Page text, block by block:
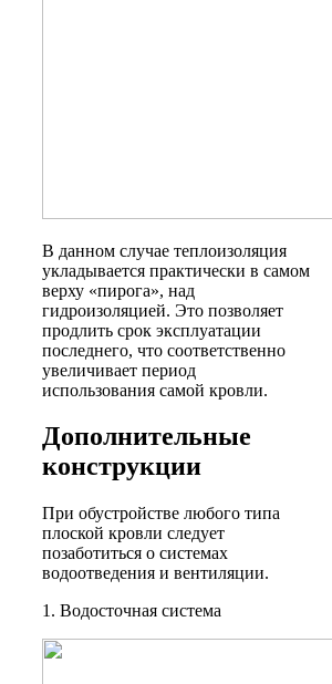
В данном случае теплоизоляция
укладывается практически в самом
верху «пирога», над
гидроизоляцией. Это позволяет
продлить срок эксплуатации
последнего, что соответственно
увеличивает период
использования самой кровли.
Дополнительные
конструкции
При обустройстве любого типа
плоской кровли следует
позаботиться о системах
водоотведения и вентиляции.
1. Водосточная система